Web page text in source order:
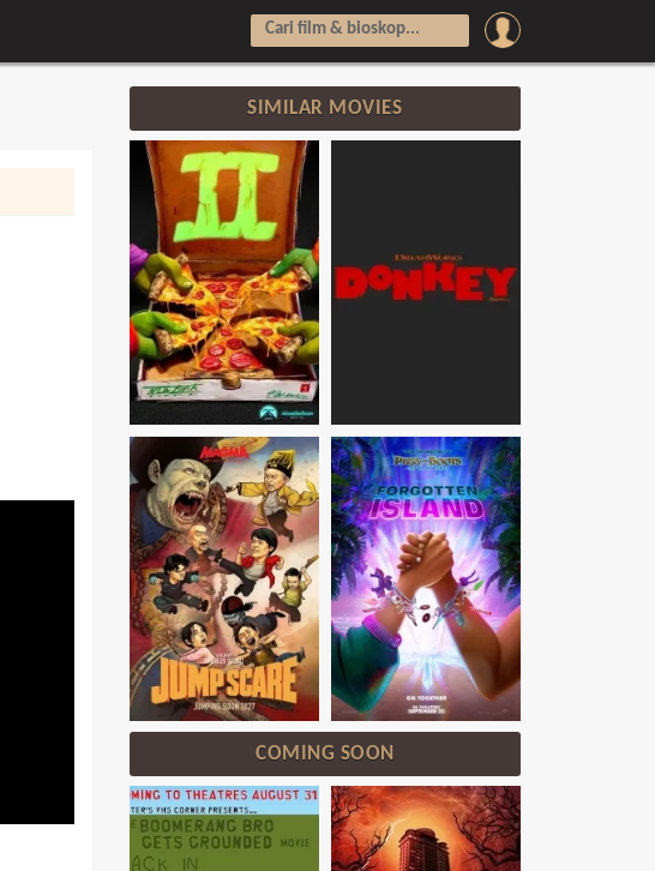
SIMILAR MOVIES
COMING SOON